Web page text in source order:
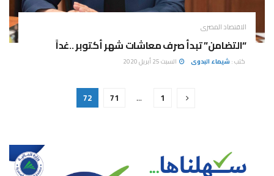
الاقتصاد المصرى
“التضامن” تبدأ صرف معاشات شهر أكتوبر ..غداً
كتب : شيماء البدوى السبت 25 أبريل 2020
1
…
71
72